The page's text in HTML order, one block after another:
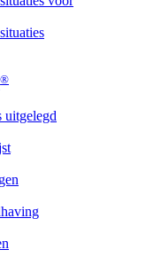
®
uitgelegd